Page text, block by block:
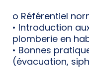
o Référentiel
• Introduction
plomberie en
• Bonnes
(évacuation,